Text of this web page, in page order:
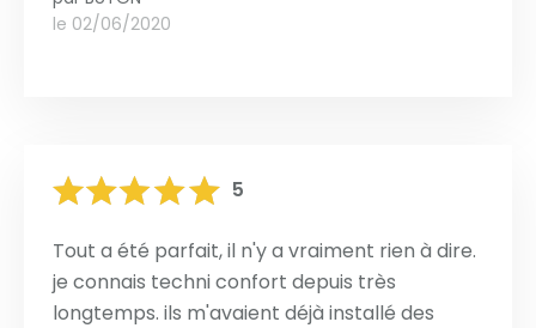
le 02/06/2020
5
Tout a été parfait, il n'y a vraiment rien à dire.
je connais techni confort depuis très
longtemps. ils m'avaient déjà installé des